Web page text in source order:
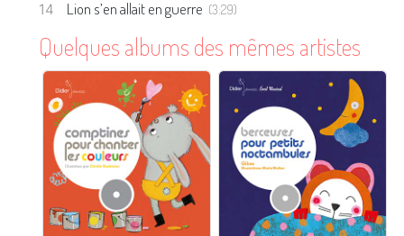
Lion s’en allait en guerre (3:29)
Quelques albums des mêmes artistes